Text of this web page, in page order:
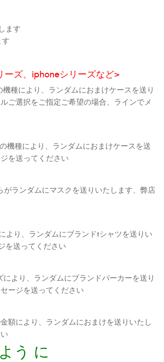
ます
ズ、iphoneシリーズなど>
種により、ランダムにおまけケースを送り
ご選択をご指定ご希望の場合、ラインでメ
機種により、ランダムにおまけケースを送
を送ってください
ランダムにマスクを送りいたします、弊店
より、ランダムにブランドtシャツを送りい
を送ってください
より、ランダムにブランドパーカーを送り
ージを送ってください
額により、ランダムにおまけを送りいたし
う に